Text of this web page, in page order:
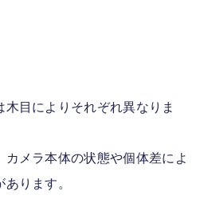
木目によりそれぞれ異なりま
カメラ本体の状態や個体差によ
ります。